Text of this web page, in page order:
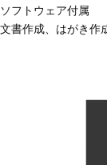
ソフトウェア付属
文書作成、はがき作